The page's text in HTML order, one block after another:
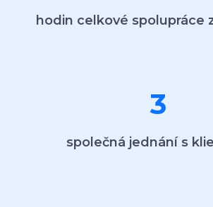
hodin celkové spolupráce
3
společná jednání s